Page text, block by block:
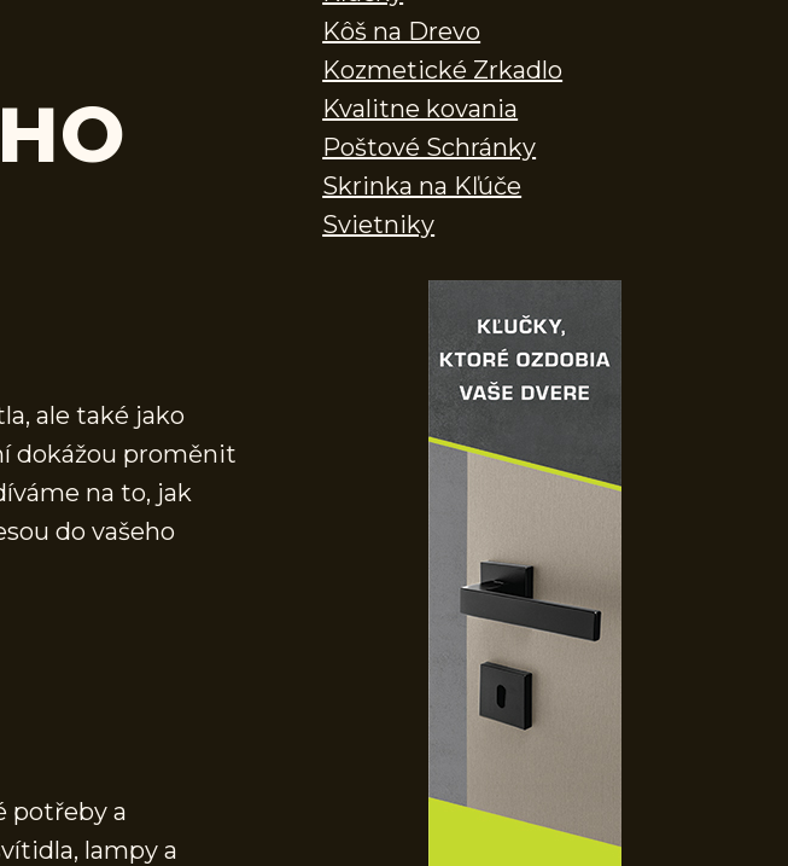
ale také jako
dokážou proměnit
na to, jak
do vašeho
potřeby a
lampy a
Kôš na Drevo
Kozmetické Zrkadlo
Kvalitne kovania
Poštové Schránky
Skrinka na Kľúče
Svietniky